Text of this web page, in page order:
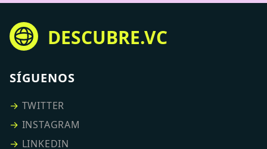
DESCUBRE.VC
SÍGUENOS
→ TWITTER
→ INSTAGRAM
→ LINKEDIN